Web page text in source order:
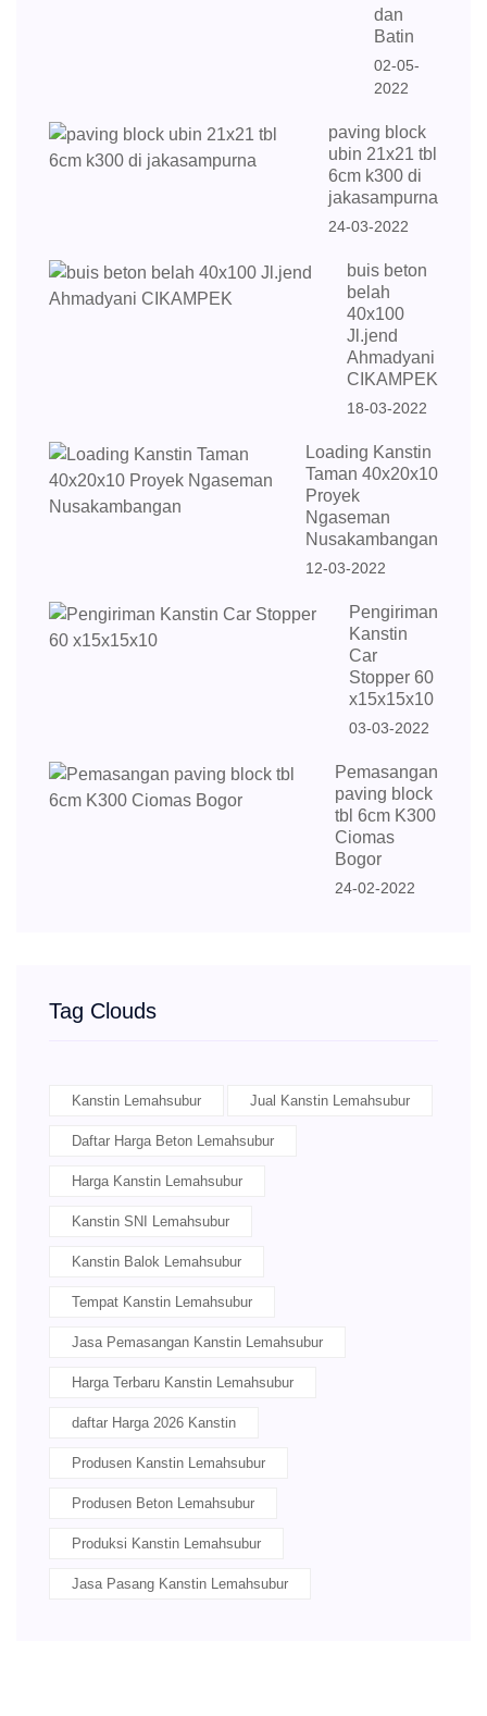
dan
Batin
02-05-
2022
paving block
ubin 21x21 tbl
6cm k300 di
jakasampurna
24-03-2022
buis beton
belah
40x100
Jl.jend
Ahmadyani
CIKAMPEK
18-03-2022
Loading Kanstin
Taman 40x20x10
Proyek
Ngaseman
Nusakambangan
12-03-2022
Pengiriman
Kanstin
Car
Stopper 60
x15x15x10
03-03-2022
Pemasangan
paving block
tbl 6cm K300
Ciomas
Bogor
24-02-2022
Tag Clouds
Kanstin Lemahsubur Jual Kanstin Lemahsubur
Daftar Harga Beton Lemahsubur
Harga Kanstin Lemahsubur
Kanstin SNI Lemahsubur
Kanstin Balok Lemahsubur
Tempat Kanstin Lemahsubur
Jasa Pemasangan Kanstin Lemahsubur
Harga Terbaru Kanstin Lemahsubur
daftar Harga 2026 Kanstin
Produsen Kanstin Lemahsubur
Produsen Beton Lemahsubur
Produksi Kanstin Lemahsubur
Jasa Pasang Kanstin Lemahsubur